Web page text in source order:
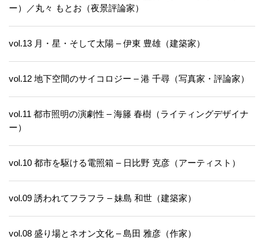
ー）／丸々 もとお（夜景評論家）
vol.13 月・星・そして太陽 – 伊東 豊雄（建築家）
vol.12 地下空間のサイコロジー – 港 千尋（写真家・評論家）
vol.11 都市照明の演劇性 – 海籐 春樹（ライティングデザイナ
ー）
vol.10 都市を駆ける電照箱 – 日比野 克彦（アーティスト）
vol.09 誘われてフラフラ – 妹島 和世（建築家）
vol.08 盛り場とネオン文化 – 島田 雅彦（作家）